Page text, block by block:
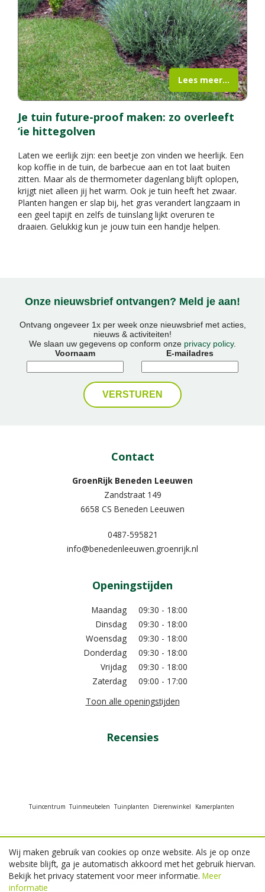
Je tuin future-proof maken: zo overleeft
‘ie hittegolven
Laten we eerlijk zijn: een beetje zon vinden we heerlijk. Een
kop koffie in de tuin, de barbecue aan en tot laat buiten
zitten. Maar als de thermometer dagenlang blijft oplopen,
krijgt niet alleen jij het warm. Ook je tuin heeft het zwaar.
Planten hangen er slap bij, het gras verandert langzaam in
een geel tapijt en zelfs de tuinslang lijkt overuren te
draaien. Gelukkig kun je jouw tuin een handje helpen.
Lees meer...
Onze nieuwsbrief ontvangen? Meld je aan!
Ontvang ongeveer 1x per week onze nieuwsbrief met acties,
nieuws & activiteiten!
We slaan uw gegevens op conform onze privacy policy.
Voornaam
E-mailadres
Contact
GroenRijk Beneden Leeuwen​
Zandstraat 149
6658 CS Beneden Leeuwen
0487-595821
info@benedenleeuwen.groenrijk.nl
Openingstijden
Maandag
09:30 - 18:00
Dinsdag
09:30 - 18:00
Woensdag
09:30 - 18:00
Donderdag
09:30 - 18:00
Vrijdag
09:30 - 18:00
Zaterdag
09:00 - 17:00
Toon alle openingstijden
Recensies
Tuincentrum Tuinmeubelen Tuinplanten Dierenwinkel Kamerplanten
© GroenRijk Beneden Leeuwen
Green Solutions
Wij maken gebruik van cookies op onze website. Als je op onze
website blijft, ga je automatisch akkoord met het gebruik hiervan.
Bekijk het privacy statement voor meer informatie. Meer
informatie